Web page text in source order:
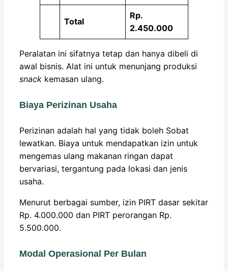
Total
Rp.
2.450.000
Peralatan ini sifatnya tetap dan hanya dibeli di
awal bisnis. Alat ini untuk menunjang produksi
snack kemasan ulang.
Biaya Perizinan Usaha
Perizinan adalah hal yang tidak boleh Sobat
lewatkan. Biaya untuk mendapatkan izin untuk
mengemas ulang makanan ringan dapat
bervariasi, tergantung pada lokasi dan jenis
usaha.
Menurut berbagai sumber, izin PIRT dasar sekitar
Rp. 4.000.000 dan PIRT perorangan Rp.
5.500.000.
Modal Operasional Per Bulan